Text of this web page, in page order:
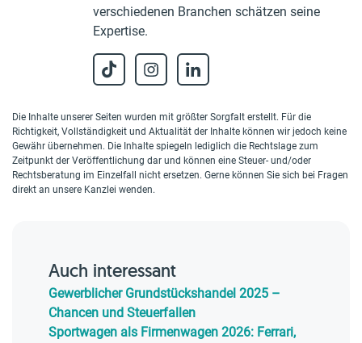
verschiedenen Branchen schätzen seine
Expertise.
Die Inhalte unserer Seiten wurden mit größter Sorgfalt erstellt. Für die
Richtigkeit, Vollständigkeit und Aktualität der Inhalte können wir jedoch keine
Gewähr übernehmen. Die Inhalte spiegeln lediglich die Rechtslage zum
Zeitpunkt der Veröffentlichung dar und können eine Steuer- und/oder
Rechtsberatung im Einzelfall nicht ersetzen. Gerne können Sie sich bei Fragen
direkt an unsere Kanzlei wenden.
Auch interessant
Gewerblicher Grundstückshandel 2025 –
Chancen und Steuerfallen
Sportwagen als Firmenwagen 2026: Ferrari,